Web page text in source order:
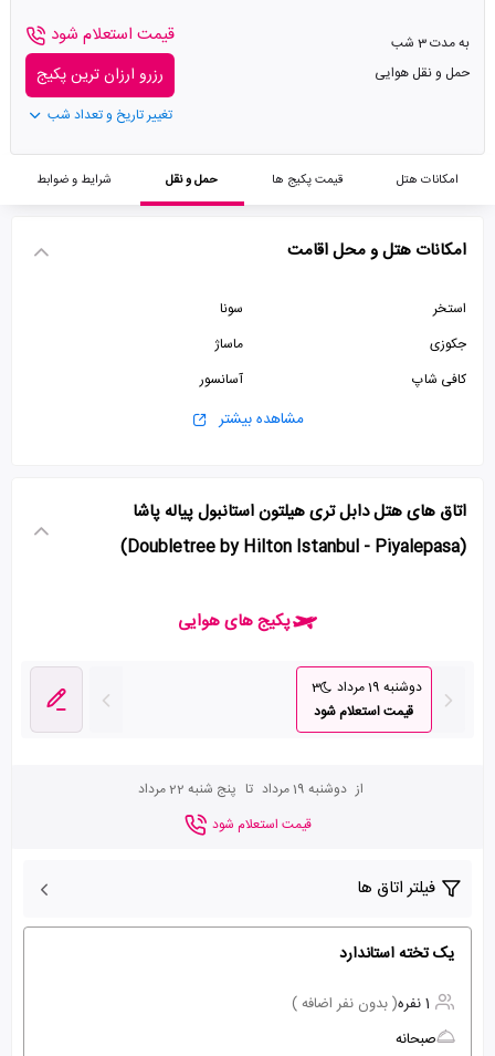
به مدت 3 شب
حمل و نقل هوایی
قیمت استعلام شود
رزرو ارزان ترین پکیج
تغییر تاریخ و تعداد شب
امکانات هتل قیمت پکیج ها حمل و نقل شرایط و ضوابط
امکانات هتل و محل اقامت
استخر
سونا
جکوزی
ماساژ
کافی شاپ
آسانسور
سالن بدنسازیمشاهده بیشتر
اتاق های هتل دابل تری هیلتون استانبول پیاله پاشا
(Doubletree by Hilton Istanbul - Piyalepasa)
پکیج های هوایی
دوشنبه 19 مرداد
3
قیمت استعلام شود
از دوشنبه 19 مرداد تا پنج شنبه 22 مرداد
قیمت استعلام شود
فیلتر اتاق ها
یک تخته استاندارد
1 نفره
( بدون نفر اضافه )
صبحانه